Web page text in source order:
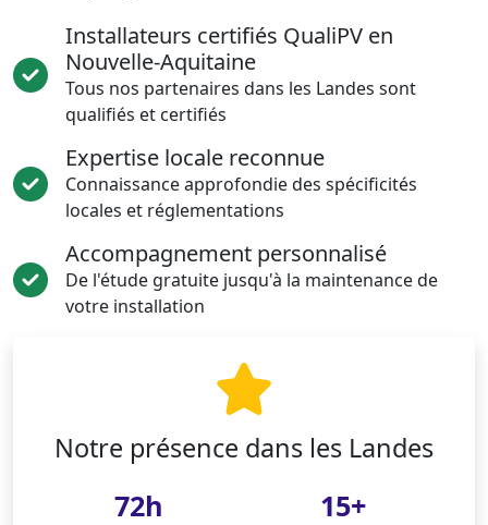
Installateurs certifiés QualiPV en
Nouvelle-Aquitaine
Tous nos partenaires dans les Landes sont
qualifiés et certifiés
Expertise locale reconnue
Connaissance approfondie des spécificités
locales et réglementations
Accompagnement personnalisé
De l'étude gratuite jusqu'à la maintenance de
votre installation
Notre présence dans les Landes
72h 15+